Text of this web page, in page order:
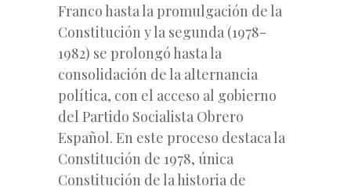
Franco hasta la promulgación de la
Constitución y la segunda (1978-
1982) se prolongó hasta la
consolidación de la alternancia
política, con el acceso al gobierno
del Partido Socialista Obrero
Español. En este proceso destaca la
Constitución de 1978, única
Constitución de la historia de